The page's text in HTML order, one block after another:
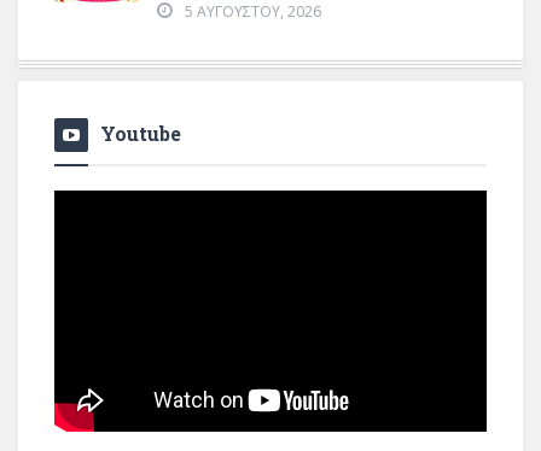
5 ΑΥΓΟΎΣΤΟΥ, 2026
Youtube